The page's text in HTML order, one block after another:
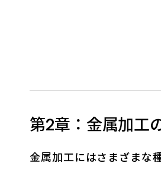
第2章：金属加工
金属加工にはさまざまな